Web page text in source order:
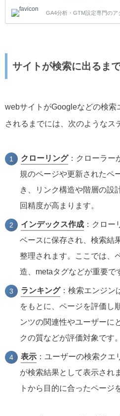
GA4分析・GTM設定専門の
サイトが検索に出るま
webサイトがGoogleなどの検索
されるまでには、次のようなス
クローリング：クローラー
規のページや更新されたペ
き、リンク構造や階層の設
回精度が高まります。
インデックス作成 ：クロー
ベースに保存され、検索結
整理されます。ここでは、
造、metaタグなどが重要で
ランキング：検索エンジン
をもとに、ページを評価し
ンツの関連性やユーザーに
クの質などが評価対象です。
表示 ：ユーザーの検索ク
が検索結果として表示され
トから目的に合ったページ